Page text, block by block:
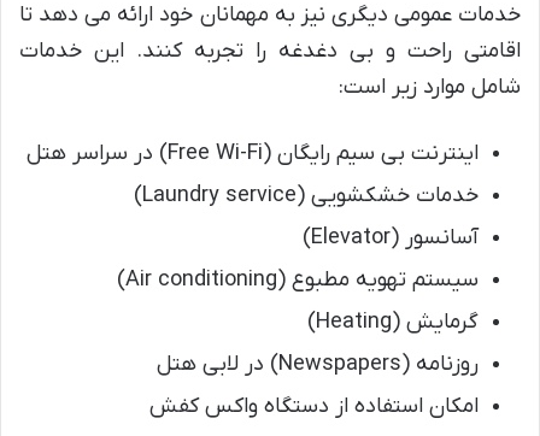
خدمات عمومی دیگری نیز به مهمانان خود ارائه می دهد تا
اقامتی راحت و بی دغدغه را تجربه کنند. این خدمات
شامل موارد زیر است:
اینترنت بی سیم رایگان (Free Wi-Fi) در سراسر هتل
خدمات خشکشویی (Laundry service)
آسانسور (Elevator)
سیستم تهویه مطبوع (Air conditioning)
گرمایش (Heating)
روزنامه (Newspapers) در لابی هتل
امکان استفاده از دستگاه واکس کفش